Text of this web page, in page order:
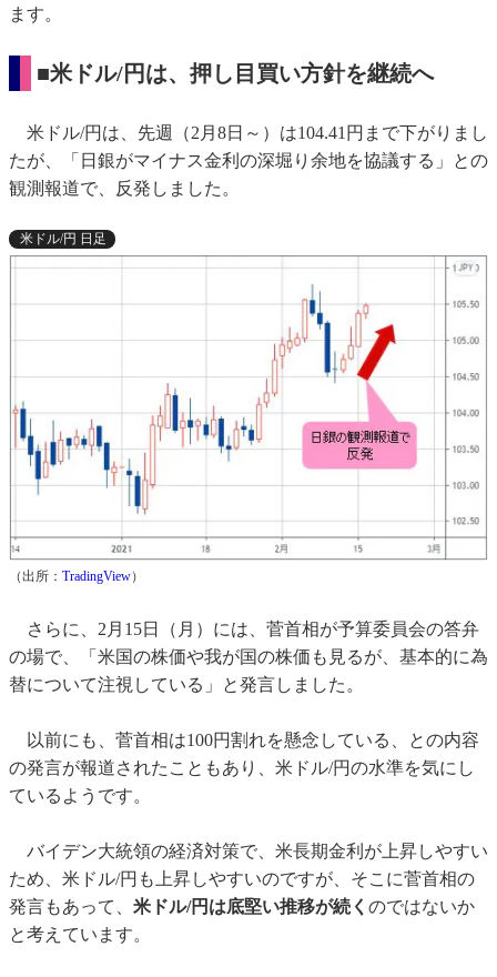
ます。
■米ドル/円は、押し目買い方針を継続へ
米ドル/円は、先週（2月8日～）は104.41円まで下がりまし
たが、「日銀がマイナス金利の深堀り余地を協議する」との
観測報道で、反発しました。
米ドル/円 日足
（出所： TradingView）
さらに、2月15日（月）には、菅首相が予算委員会の答弁
の場で、「米国の株価や我が国の株価も見るが、基本的に為
替について注視している」と発言しました。
以前にも、菅首相は100円割れを懸念している、との内容
の発言が報道されたこともあり、米ドル/円の水準を気にし
ているようです。
バイデン大統領の経済対策で、米長期金利が上昇しやすい
ため、米ドル/円も上昇しやすいのですが、そこに菅首相の
発言もあって、 米ドル/円は底堅い推移が続く のではないか
と考えています。